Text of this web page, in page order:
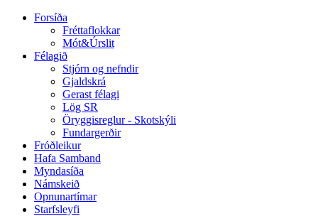
Forsíða
Fréttaflokkar
Mót&Úrslit
Félagið
Stjórn og nefndir
Gjaldskrá
Gerast félagi
Lög SR
Öryggisreglur - Skotskýli
Fundargerðir
Fróðleikur
Hafa Samband
Myndasíða
Námskeið
Opnunartímar
Starfsleyfi